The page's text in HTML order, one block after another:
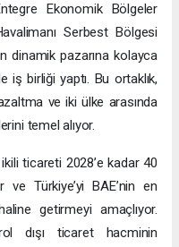
Ekonomik Bölgeler
Serbest Bölgesi
dinamik pazarına kolayca
birliği yaptı. Bu ortaklık,
ve iki ülke arasında
temel alıyor.
ticareti 2028’e kadar 40
ve Türkiye’yi BAE’nin en
getirmeyi amaçlıyor.
dışı ticaret hacminin